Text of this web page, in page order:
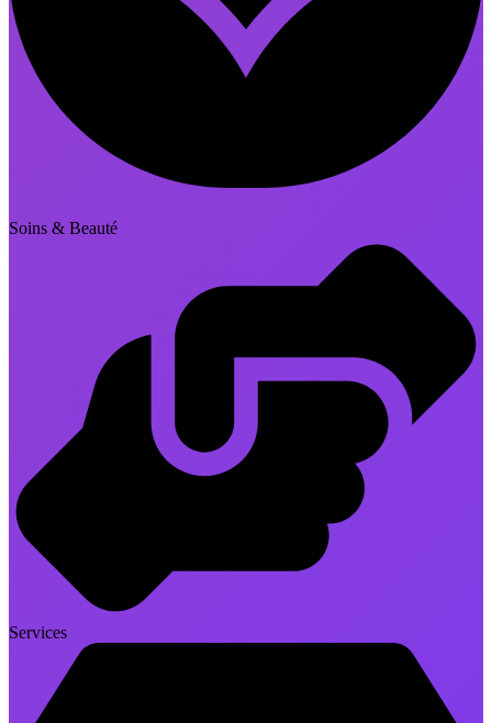
Soins & Beauté
Services